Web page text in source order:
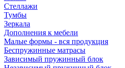
Стеллажи
Тумбы
Зеркала
Дополнения к мебели
Малые формы - вся продукция
Беспружинные матрасы
Зависимый пружинный блок